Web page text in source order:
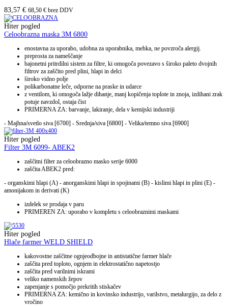
83,57 € 68,50 € brez DDV
Hiter pogled
Celoobrazna maska 3M 6800
enostavna za uporabo, udobna za uporabnika, mehka, ne povzroča alergij.
preprosta za nameščanje
bajonetni pritrdilni sistem za filtre, ki omogoča povezavo s široko paleto dvojnih
filtrov za zaščito pred plini, hlapi in delci
široko vidno polje
polikarbonatne leče, odporne na praske in udarce
z ventilom, ki omogoča lažje dihanje, manj kopičenja toplote in znoja, izdihani zrak
potuje navzdol, ostaja čist
PRIMERNA ZA: barvanje, lakiranje, dela v kemijski industriji
- Majhna/svetlo siva [6700] - Srednja/siva [6800] - Velika/temno siva [6900]
Hiter pogled
Filter 3M 6099- ABEK2
zaščitni filter za celoobrazno masko serije 6000
zaščita ABEK2 pred:
- organskimi hlapi (A) - anorganskimi hlapi in spojinami (B) - kislimi hlapi in plini (E) -
amonijakom in derivati (K)
izdelek se prodaja v paru
PRIMEREN ZA: uporabo v kompletu s celoobraznimi maskami
Hiter pogled
Hlače farmer WELD SHIELD
kakovostne zaščitne ognjeodbojne in antistatične farmer hlače
zaščita pred toploto, ognjem in elektrostatično napetostjo
zaščita pred varilnimi iskrami
veliko namenskih žepov
zapenjanje s pomočjo prekritih stiskačev
PRIMERNA ZA: kemično in kovinsko industrijo, varilstvo, metalurgijo, za delo z
vročino